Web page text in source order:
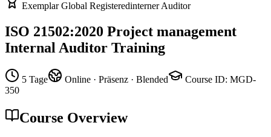
Exemplar Global Registeredinterner Auditor
ISO 21502:2020 Project management
Internal Auditor Training
5 Tage Online · Präsenz · Blended Course ID: MGD-
350
Course Overview